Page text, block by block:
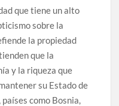
que tiene un alto
sobre la
la propiedad
que la
y la riqueza que
su Estado de
como Bosnia,